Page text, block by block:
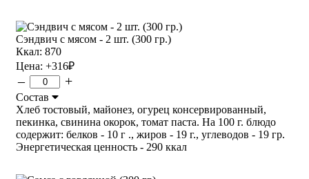
Сэндвич с мясом - 2 шт. (300 гр.)
Ккал: 870
Цена: +316₽
– +
Состав
Хлеб тостовый, майонез, огурец консервированный,
пекинка, свинина окорок, томат паста. На 100 г. блюдо
содержит: белков - 10 г ., жиров - 19 г., углеводов - 19 гр.
Энергетическая ценность - 290 ккал